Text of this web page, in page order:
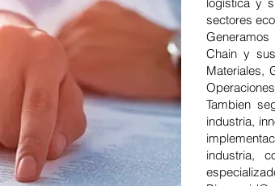
sectores
Chain y
Materiales,
Tambien
industria,
industria,